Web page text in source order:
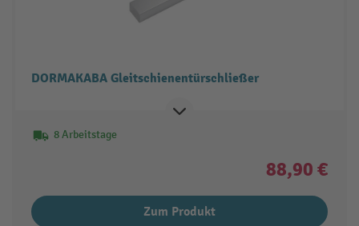
DORMAKABA Gleitschienentürschließer
8 Arbeitstage
88,90 €
Zum Produkt